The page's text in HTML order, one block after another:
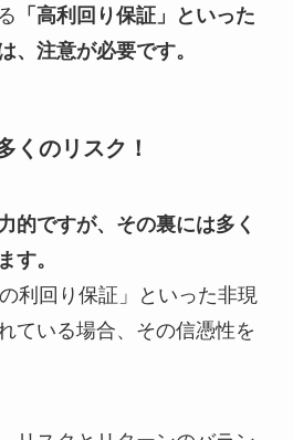
「高利回り保証」といった
、注意が必要です。
くのリスク！
的ですが、その裏には多く
す。
利回り保証」といった非現
ている場合、その信憑性を